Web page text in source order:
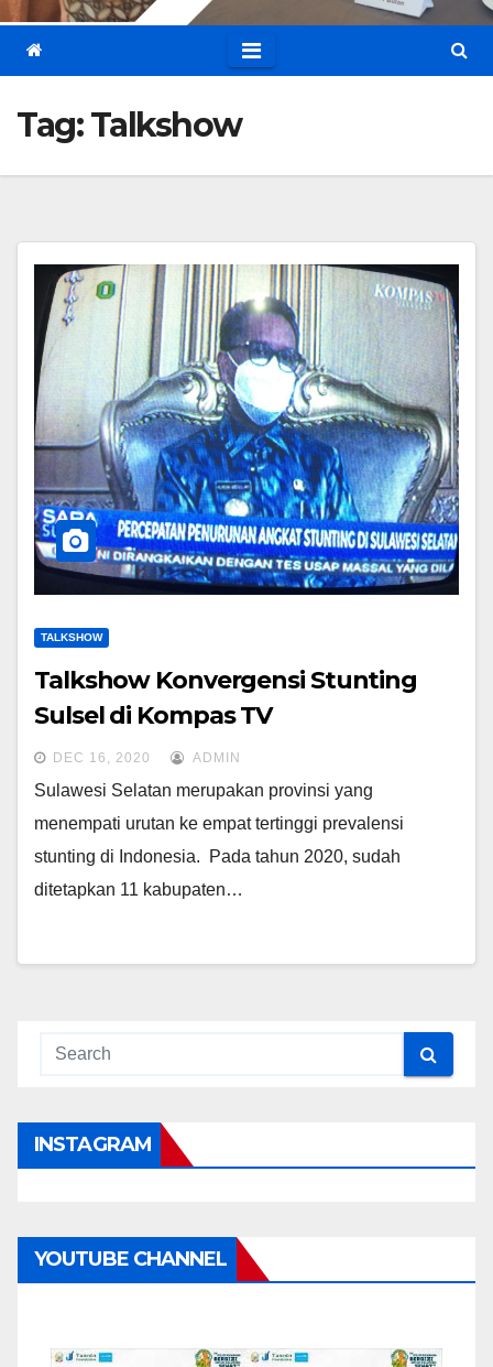
Tag:Talkshow
TALKSHOW
Talkshow Konvergensi Stunting
Sulsel di Kompas TV
DEC 16, 2020 ADMIN
Sulawesi Selatan merupakan provinsi yang
menempati urutan ke empat tertinggi prevalensi
stunting di Indonesia. Pada tahun 2020, sudah
ditetapkan 11 kabupaten…
INSTAGRAM
YOUTUBE CHANNEL